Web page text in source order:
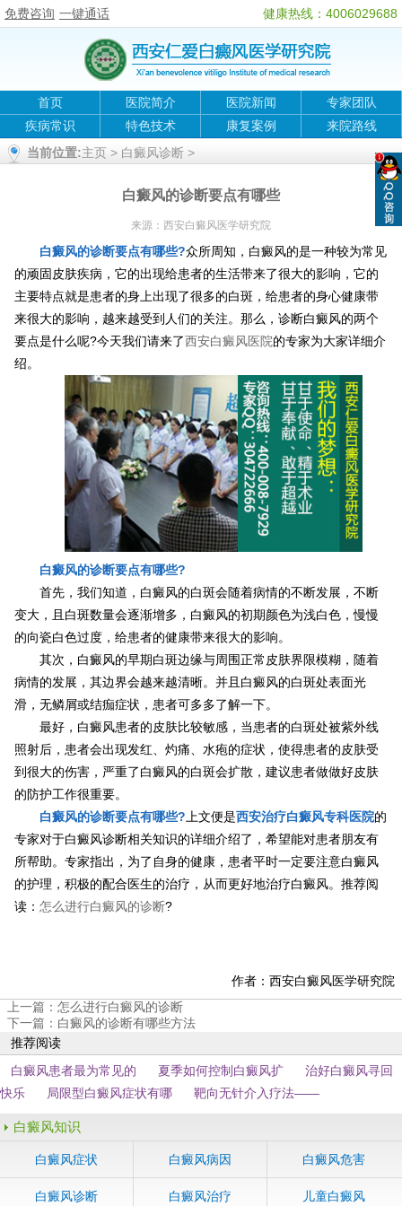
免费咨询 一键通话 健康热线：4006029688
首页 医院简介 医院新闻
专家团队
疾病常识
特色技术 康复案例
来院路线
当前位置:主页 > 白癜风诊断 >
白癜风的诊断要点有哪些
来源： 西安白癜风医学研究院
白癜风的诊断要点有哪些?众所周知，白癜风的是一种较为常见
的顽固皮肤疾病，它的出现给患者的生活带来了很大的影响，它的
主要特点就是患者的身上出现了很多的白斑，给患者的身心健康带
来很大的影响，越来越受到人们的关注。那么，诊断白癜风的两个
要点是什么呢?今天我们请来了西安白癜风医院的专家为大家详细介
绍。
白癜风的诊断要点有哪些?
首先，我们知道，白癜风的白斑会随着病情的不断发展，不断
变大，且白斑数量会逐渐增多，白癜风的初期颜色为浅白色，慢慢
的向瓷白色过度，给患者的健康带来很大的影响。
其次，白癜风的早期白斑边缘与周围正常皮肤界限模糊，随着
病情的发展，其边界会越来越清晰。并且白癜风的白斑处表面光
滑，无鳞屑或结痂症状，患者可多多了解一下。
最好，白癜风患者的皮肤比较敏感，当患者的白斑处被紫外线
照射后，患者会出现发红、灼痛、水疱的症状，使得患者的皮肤受
到很大的伤害，严重了白癜风的白斑会扩散，建议患者做做好皮肤
的防护工作很重要。
白癜风的诊断要点有哪些? 上文便是西安治疗白癜风专科医院的
专家对于白癜风诊断相关知识的详细介绍了，希望能对患者朋友有
所帮助。专家指出，为了自身的健康，患者平时一定要注意白癜风
的护理，积极的配合医生的治疗，从而更好地治疗白癜风。推荐阅
读： 怎么进行白癜风的诊断?
作者：西安白癜风医学研究院
上一篇： 怎么进行白癜风的诊断
下一篇： 白癜风的诊断有哪些方法
推荐阅读
白癜风患者最为常见的
夏季如何控制白癜风扩
治好白癜风寻回
快乐
局限型白癜风症状有哪 靶向无针介入疗法——
白癜风知识
白癜风症状 白癜风病因 白癜风危害
白癜风诊断 白癜风治疗 儿童白癜风